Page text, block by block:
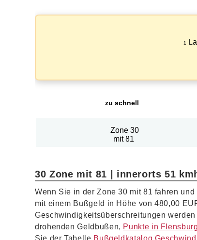
1
zu schnell
Zone 30
mit 81
30 Zone mit 81 | innerorts 51
Wenn Sie in der Zone 30 mit 81 fahren
mit einem Bußgeld in Höhe von 480,00
Geschwindigkeitsüberschreitungen
drohenden Geldbußen, Punkte in Flensburg
Sie der Tabelle Bußgeldkatalog